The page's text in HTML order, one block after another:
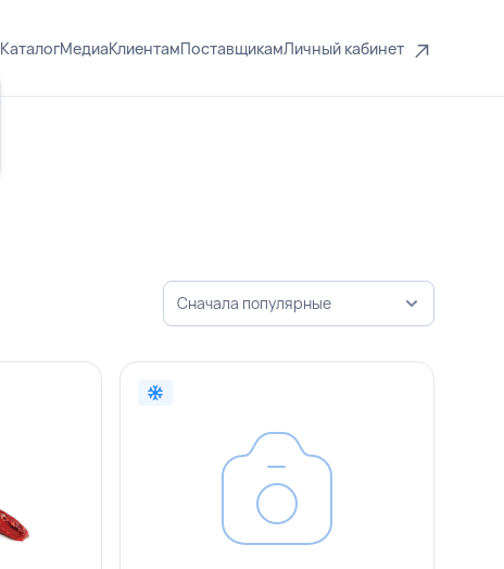
КаталогМедиаКлиентамПоставщикамЛичный кабинет
Сначала популярные